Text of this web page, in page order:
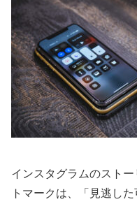
インスタグラムのスト
トマークは、「見逃し